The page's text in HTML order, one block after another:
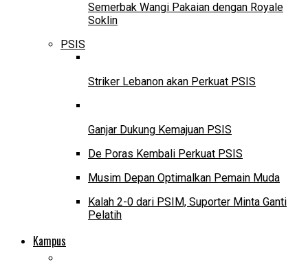
Semerbak Wangi Pakaian dengan Royale
Soklin
PSIS
Striker Lebanon akan Perkuat PSIS
Ganjar Dukung Kemajuan PSIS
De Poras Kembali Perkuat PSIS
Musim Depan Optimalkan Pemain Muda
Kalah 2-0 dari PSIM, Suporter Minta Ganti
Pelatih
Kampus